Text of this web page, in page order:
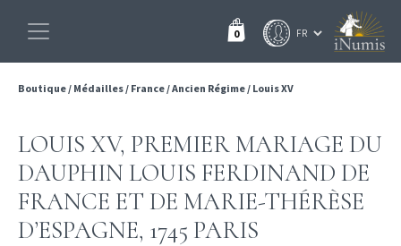
0
Boutique/ Médailles/ France/Ancien Régime/ Louis XV
LOUIS XV, PREMIER MARIAGE DU
DAUPHIN LOUIS FERDINAND DE
FRANCE ET DE MARIE-THÉRÈSE
D’ESPAGNE, 1745 PARIS